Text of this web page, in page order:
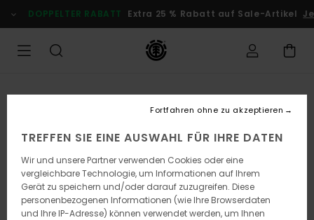
zur
Produktinformation
DOPPELTER RABATT Extra 25 % Rabatt auf Sale-Artikel
TREFFEN SIE EINE AUSWAHL FÜR IHRE DATEN
Wir und unsere Partner verwenden Cookies oder eine
vergleichbare Technologie, um Informationen auf Ihrem
Gerät zu speichern und/oder darauf zuzugreifen. Diese
personenbezogenen Informationen (wie Ihre Browserdaten
und Ihre IP-Adresse) können verwendet werden, um Ihnen
Fortfahren ohne zu akzeptieren